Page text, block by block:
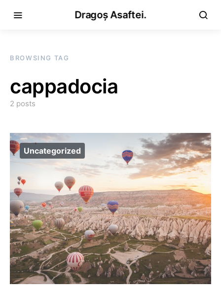
Dragoș Asaftei.
BROWSING TAG
cappadocia
2 posts
Uncategorized